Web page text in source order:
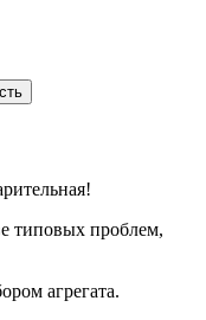
типовых проблем,
агрегата.